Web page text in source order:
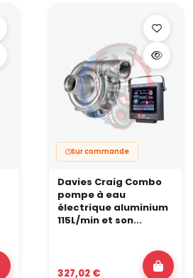
Sur commande
Davies Craig Combo
pompe à eau
électrique aluminium
115L/min et son...
327,02 €